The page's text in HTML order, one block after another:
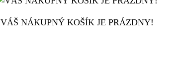
VÁŠ NÁKUPNÝ KOŠÍK JE PRÁZDNY!